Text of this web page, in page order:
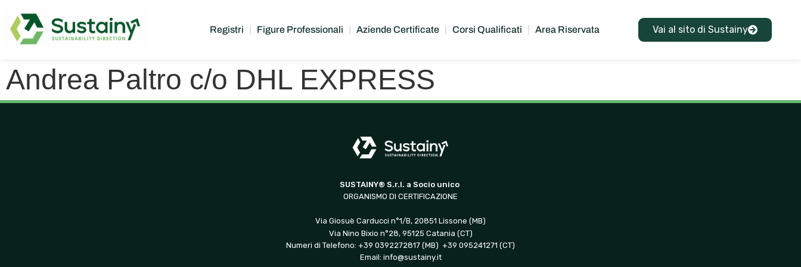
Registri Figure Professionali Aziende Certificate Corsi Qualificati Area Riservata Vai al sito di Sustainy
Andrea Paltro c/o DHL EXPRESS
SUSTAINY® S.r.l. a Socio unico
ORGANISMO DI CERTIFICAZIONE
Via Giosuè Carducci n°1/B, 20851 Lissone (MB)
Via Nino Bixio n°28, 95125 Catania (CT)
Numeri di Telefono: +39 0392272817 (MB) +39 095241271 (CT)
Email: info@sustainy.it